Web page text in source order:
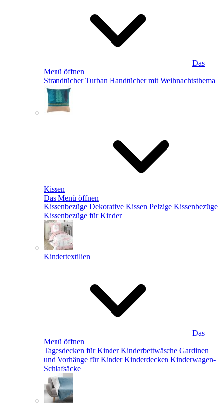
Das
Menü öffnen
Strandtücher Turban Handtücher mit Weihnachtsthema
Kissen
Das Menü öffnen
Kissenbezüge Dekorative Kissen Pelzige Kissenbezüge
Kissenbezüge für Kinder
Kindertextilien
Das
Menü öffnen
Tagesdecken für Kinder Kinderbettwäsche Gardinen
und Vorhänge für Kinder Kinderdecken Kinderwagen-
Schlafsäcke